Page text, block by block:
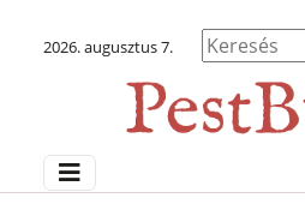
2026. augusztus 7.